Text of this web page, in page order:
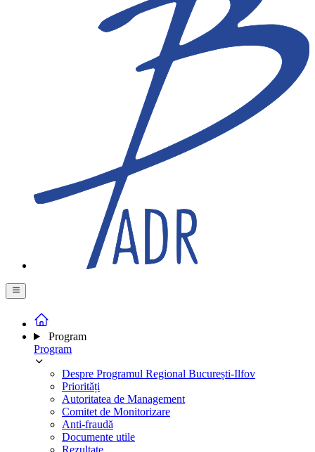
Program
Program
Despre Programul Regional București-Ilfov
Priorități
Autoritatea de Management
Comitet de Monitorizare
Anti-fraudă
Documente utile
Rezultate